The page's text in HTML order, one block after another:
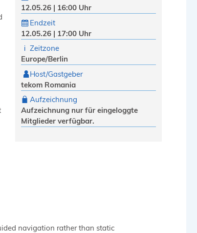
12.05.26 | 16:00 Uhr
Endzeit
12.05.26 | 17:00 Uhr
Zeitzone
Europe/Berlin
Host/Gastgeber
tekom Romania
Aufzeichnung
Aufzeichnung nur für eingeloggte
Mitglieder verfügbar.
navigation rather than static